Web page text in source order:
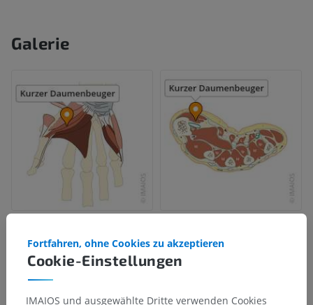
Galerie
Cookie-Einstellungen
Fortfahren, ohne Cookies zu akzeptieren
IMAIOS und ausgewählte Dritte verwenden Cookies